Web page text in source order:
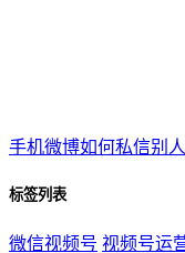
手机微博如何私信别人
标签列表
微信视频号 视频号运